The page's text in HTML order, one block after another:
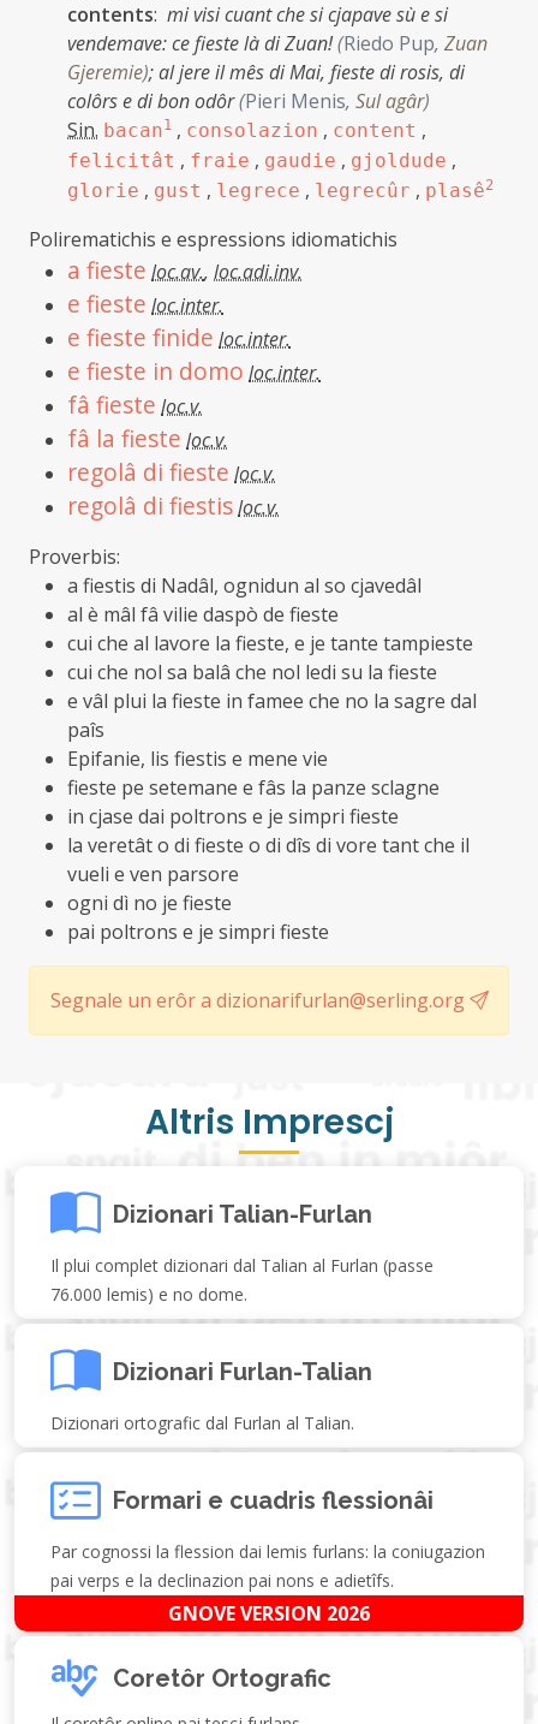
contents: mi visi cuant che si cjapave sù e si
vendemave: ce fieste là di Zuan!(Riedo Pup, Zuan
Gjeremie);al jere il mês di Mai, fieste di rosis, di
colôrs e di bon odôr(Pieri Menis, Sul agâr)
Sin. bacan1 , consolazion , content ,
felicitât , fraie , gaudie , gjoldude ,
glorie , gust , legrece , legrecûr , plasê2
Polirematichis e espressions idiomatichis
a fieste loc.av., loc.adi.inv.
e fieste loc.inter.
e fieste finide loc.inter.
e fieste in domo loc.inter.
fâ fieste loc.v.
fâ la fieste loc.v.
regolâ di fieste loc.v.
regolâ di fiestisloc.v.
Proverbis:
a fiestis di Nadâl, ognidun al so cjavedâl
al è mâl fâ vilie daspò de fieste
cui che al lavore la fieste, e je tante tampieste
cui che nol sa balâ che nol ledi su la fieste
e vâl plui la fieste in famee che no la sagre dal
paîs
Epifanie, lis fiestis e mene vie
fieste pe setemane e fâs la panze sclagne
in cjase dai poltrons e je simpri fieste
la veretât o di fieste o di dîs di vore tant che il
vueli e ven parsore
ogni dì no je fieste
pai poltrons e je simpri fieste
Segnale un erôr a dizionarifurlan@serling.org
Altris Imprescj
Dizionari Talian-Furlan
Il plui complet dizionari dal Talian al Furlan (passe
76.000 lemis) e no dome.
Dizionari Furlan-Talian
Dizionari ortografic dal Furlan al Talian.
Formari e cuadris flessionâi
Par cognossi la flession dai lemis furlans: la coniugazion
pai verps e la declinazion pai nons e adietîfs.
GNOVE VERSION 2026
Coretôr Ortografic